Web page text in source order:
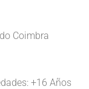
Coimbra
+16 Años